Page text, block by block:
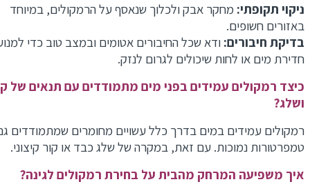
ניקוי תקופתי:מחקר אבק ולכלוך שנאסף על הרמקולים, במיוחד
באזורים חשופים.
בדיקת חיבורים:ודא שכל החיבורים אטומים ובמצב טוב כדי למנוע
חדירת מים או לחות שיכולים לגרום לנזק.
כיצד רמקולים עמידים בפני מים מתמודדים עם תנאים של
ושלג?
רמקולים עמידים במים בדרך כלל עשויים מחומרים שמתמודדים
טמפרטורות נמוכות. עם זאת, במקרה של שלג כבד או קור קיצוני.
איך משפיעה המרחק מהבית על בחירת רמקולים לגינה?